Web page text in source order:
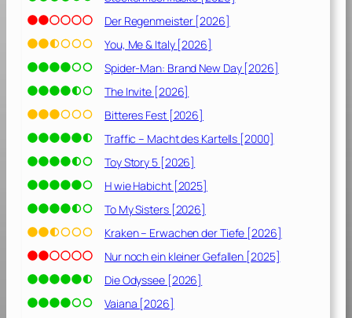
Der Regenmeister [2026]
You, Me & Italy [2026]
Spider-Man: Brand New Day [2026]
The Invite [2026]
Bitteres Fest [2026]
Traffic – Macht des Kartells [2000]
Toy Story 5 [2026]
H wie Habicht [2025]
To My Sisters [2026]
Kraken – Erwachen der Tiefe [2026]
Nur noch ein kleiner Gefallen [2025]
Die Odyssee [2026]
Vaiana [2026]